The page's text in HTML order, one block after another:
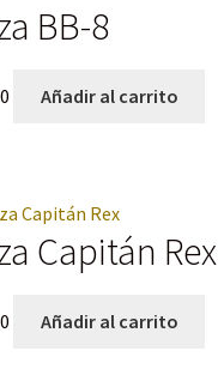
BB-8
Añadir al carrito
Capitán Rex
Añadir al carrito